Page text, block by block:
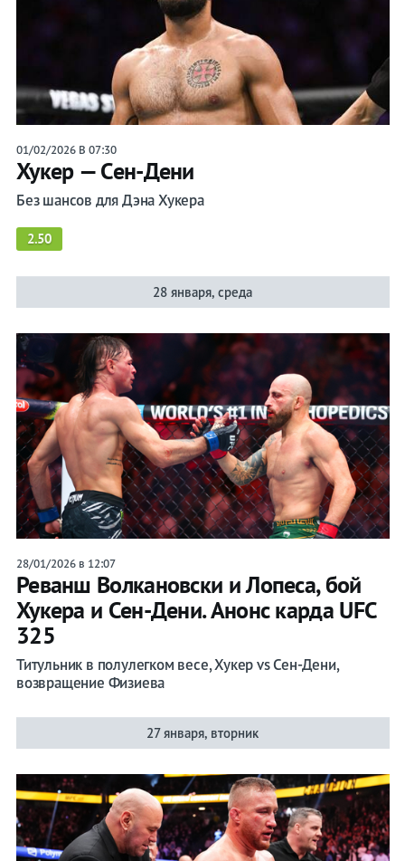
01/02/2026 В 07:30
Хукер — Сен-Дени
Без шансов для Дэна Хукера
2.50
28 января, среда
28/01/2026 в 12:07
Реванш Волкановски и Лопеса, бой
Хукера и Сен-Дени. Анонс карда UFC
325
Титульник в полулегком весе, Хукер vs Сен-Дени,
возвращение Физиева
27 января, вторник